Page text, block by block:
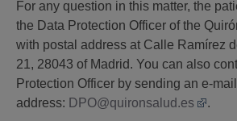
For any question in this matter, the
the Data Protection Officer of the
with postal address at Calle Ramírez
21, 28043 of Madrid. You can also
Protection Officer by sending an e-
address: DPO@quironsalud.es .